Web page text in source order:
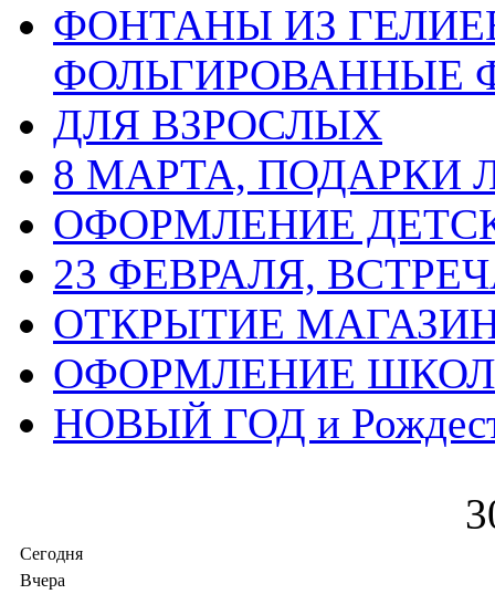
ФОНТАНЫ ИЗ
ФОЛЬГИРОВАННЫЕ
ДЛЯ ВЗРОСЛЫХ
8 МАРТА,
ОФОРМЛЕНИЕ
23 ФЕВРАЛЯ,
ОТКРЫТИЕ
ОФОРМЛЕНИЕ
НОВЫЙ ГОД и
3
Сегодня
Вчера